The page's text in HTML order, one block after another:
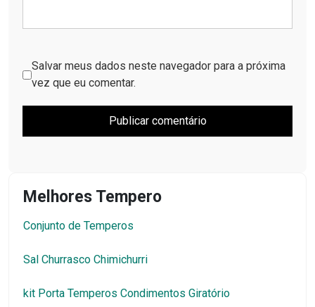
Salvar meus dados neste navegador para a próxima
vez que eu comentar.
Melhores Tempero
Conjunto de Temperos
Sal Churrasco Chimichurri
kit Porta Temperos Condimentos Giratório